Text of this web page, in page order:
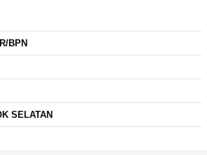
BPN
SELATAN